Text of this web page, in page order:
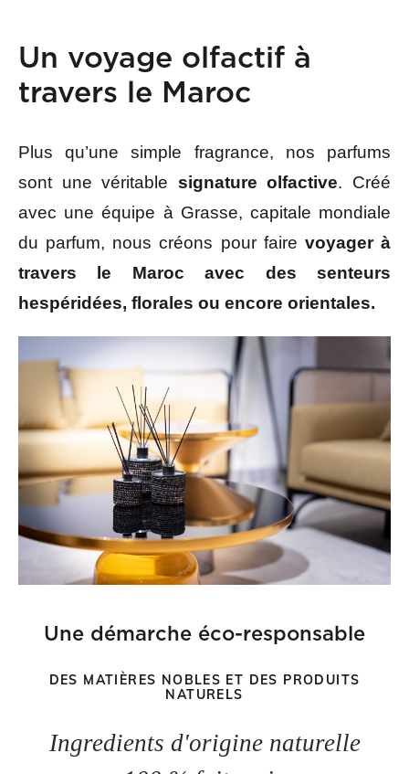
Un voyage olfactif à
travers le Maroc
Plus qu’une simple fragrance, nos parfums
sont une véritable signature olfactive. Créé
avec une équipe à Grasse, capitale mondiale
du parfum, nous créons pour faire voyager à
travers le Maroc avec des senteurs
hespéridées, florales ou encore orientales.
Une démarche éco-responsable
DES MATIÈRES NOBLES ET DES PRODUITS
NATURELS
Ingredients d'origine naturelle